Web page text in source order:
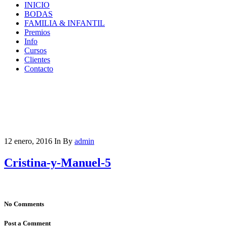
INICIO
BODAS
FAMILIA & INFANTIL
Premios
Info
Cursos
Clientes
Contacto
12 enero, 2016 In By admin
Cristina-y-Manuel-5
No Comments
Post a Comment